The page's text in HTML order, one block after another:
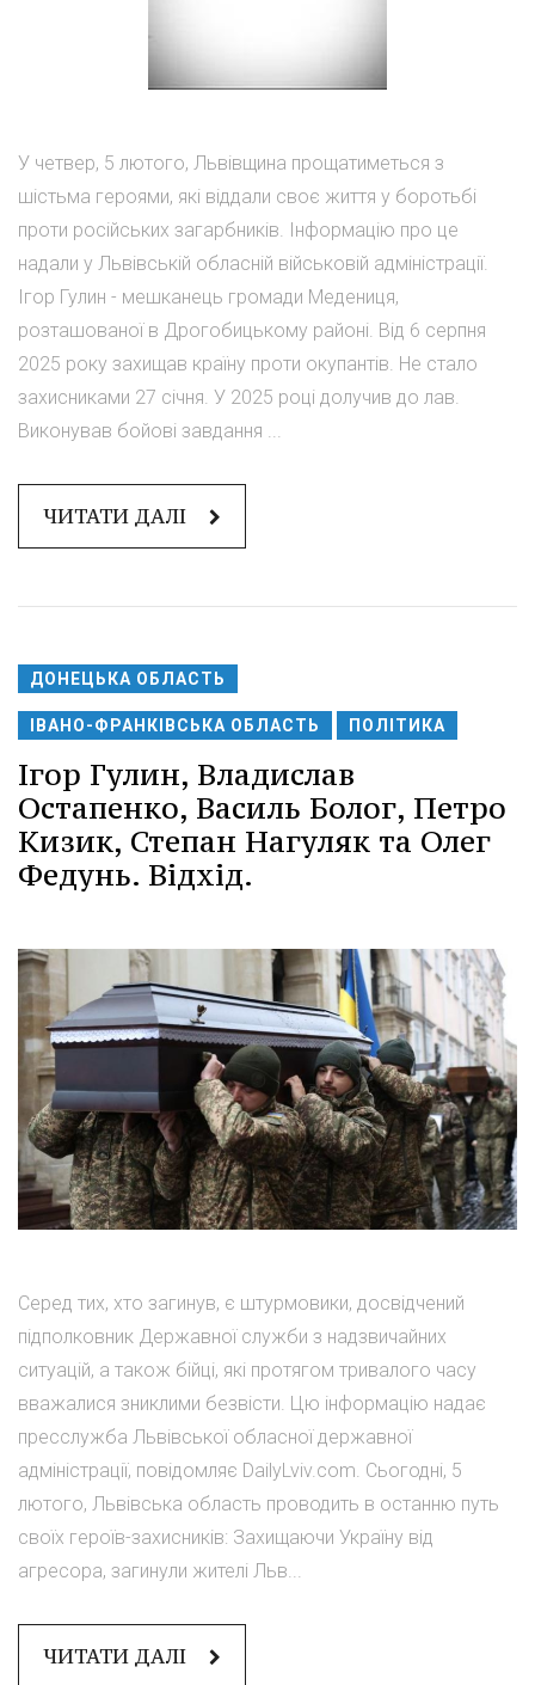
У четвер, 5 лютого, Львівщина прощатиметься з
шістьма героями, які віддали своє життя у боротьбі
проти російських загарбників. Інформацію про це
надали у Львівській обласній військовій адміністрації.
Ігор Гулин - мешканець громади Медениця,
розташованої в Дрогобицькому районі. Від 6 серпня
2025 року захищав країну проти окупантів. Не стало
захисниками 27 січня. У 2025 році долучив до лав.
Виконував бойові завдання ...
ЧИТАТИ ДАЛІ
ДОНЕЦЬКА ОБЛАСТЬ
ІВАНО-ФРАНКІВСЬКА ОБЛАСТЬ ПОЛІТИКА
Ігор Гулин, Владислав
Остапенко, Василь Болог, Петро
Кизик, Степан Нагуляк та Олег
Федунь. Відхід.
Серед тих, хто загинув, є штурмовики, досвідчений
підполковник Державної служби з надзвичайних
ситуацій, а також бійці, які протягом тривалого часу
вважалися зниклими безвісти. Цю інформацію надає
пресслужба Львівської обласної державної
адміністрації, повідомляє DailyLviv.com. Сьогодні, 5
лютого, Львівська область проводить в останню путь
своїх героїв-захисників: Захищаючи Україну від
агресора, загинули жителі Льв...
ЧИТАТИ ДАЛІ